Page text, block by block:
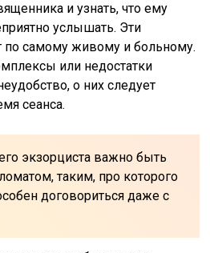
и узнать, что ему
услышать. Эти
по самому живому и больному.
или недостатки
о них следует
сеанса.
экзорциста важно быть
таким, про которого
договориться даже с